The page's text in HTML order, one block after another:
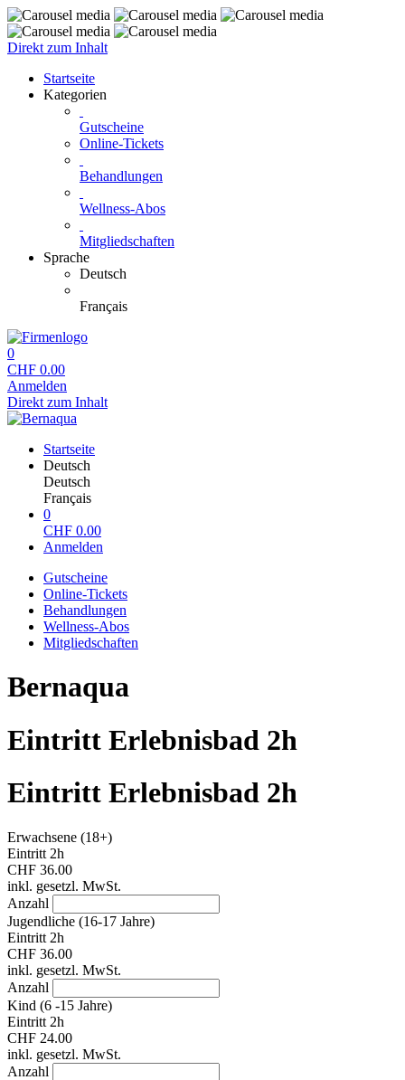
Direkt zum Inhalt
Startseite
Kategorien
Gutscheine
Online-Tickets
Behandlungen
Wellness-Abos
Mitgliedschaften
Sprache
Deutsch
Français
0
CHF 0.00
Anmelden
Direkt zum Inhalt
Startseite
Deutsch
Deutsch
Français
0
CHF 0.00
Anmelden
Gutscheine
Online-Tickets
Behandlungen
Wellness-Abos
Mitgliedschaften
Bernaqua
Eintritt Erlebnisbad 2h
Eintritt Erlebnisbad 2h
Erwachsene (18+)
Eintritt 2h
CHF 36.00
inkl. gesetzl. MwSt.
Anzahl
Jugendliche (16-17 Jahre)
Eintritt 2h
CHF 36.00
inkl. gesetzl. MwSt.
Anzahl
Kind (6 -15 Jahre)
Eintritt 2h
CHF 24.00
inkl. gesetzl. MwSt.
Anzahl